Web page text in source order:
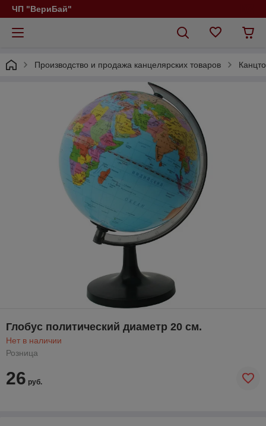
ЧП "ВериБай"
Производство и продажа канцелярских товаров
Глобус политический диаметр 20 см.
Нет в наличии
Розница
26 руб.